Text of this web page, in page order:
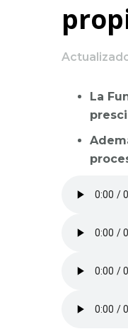
La